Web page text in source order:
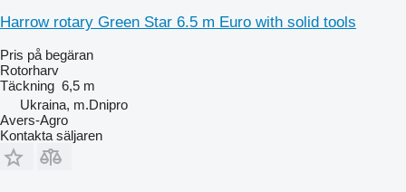
Harrow rotary Green Star 6.5 m Euro with solid tools
Pris på begäran
Rotorharv
Täckning 6,5 m
Ukraina, m.Dnipro
Avers-Agro
Kontakta säljaren